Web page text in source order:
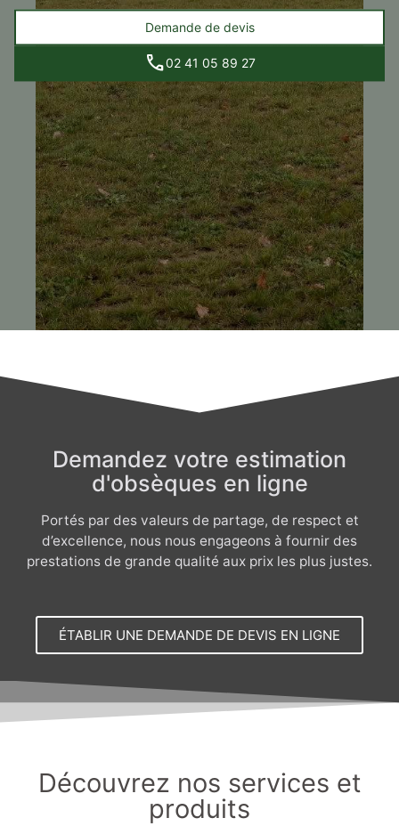
Demande de devis
02 41 05 89 27
Demandez votre estimation
d'obsèques en ligne
Portés par des valeurs de partage, de respect et
d’excellence, nous nous engageons à fournir des
prestations de grande qualité aux prix les plus justes.
ÉTABLIR UNE DEMANDE DE DEVIS EN LIGNE
Découvrez nos services et
produits